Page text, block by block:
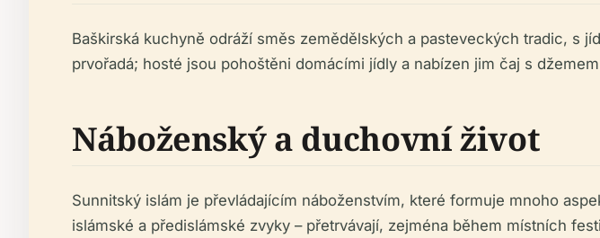
Baškirská kuchyně odráží směs zemědělských a pasteveckých tradic, s
prvořadá; hosté jsou pohoštěni domácími jídly a nabízen jim čaj s
Náboženský a duchovní život
Sunnitský islám je převládajícím náboženstvím, které formuje mnoho
islámské a předislámské zvyky – přetrvávají, zejména během místních